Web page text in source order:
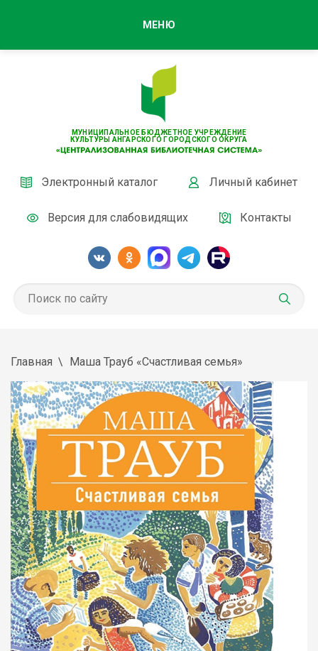
МУНИЦИПАЛЬНОЕ БЮДЖЕТНОЕ УЧРЕЖДЕНИЕ
КУЛЬТУРЫ АНГАРСКОГО ГОРОДСКОГО ОКРУГА
Электронный каталог Личный кабинет
Версия для слабовидящих Контакты
МЕНЮ
Главная Маша Трауб «Счастливая семья»